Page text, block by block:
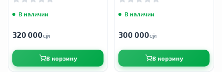
В наличии
320 000сӯм
В корзину
В наличии
300 000сӯм
В корзину